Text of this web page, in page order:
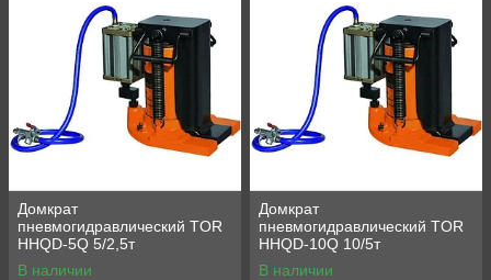
Домкрат
пневмогидравлический TOR
HHQD-5Q 5/2,5т
В наличии
Домкрат
пневмогидравлический TOR
HHQD-10Q 10/5т
В наличии